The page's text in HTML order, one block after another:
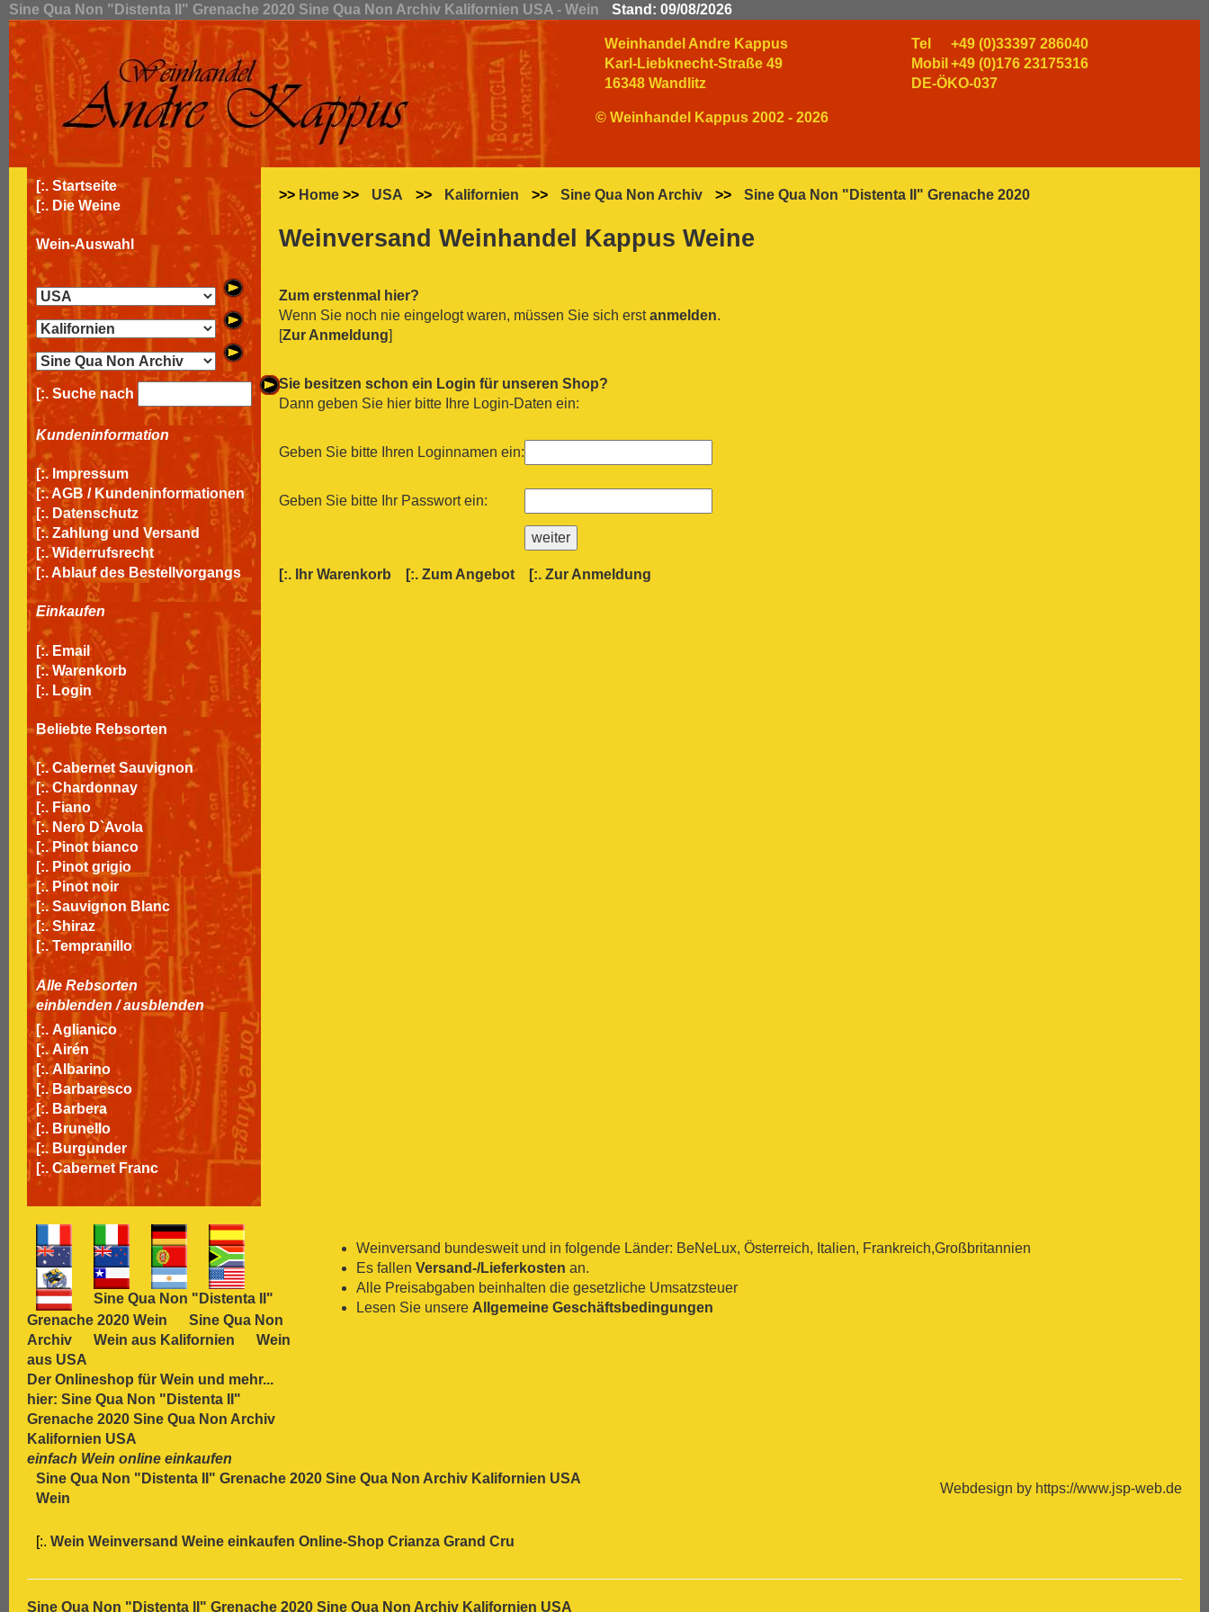
Sine Qua Non "Distenta II" Grenache 2020 Sine Qua Non Archiv Kalifornien USA - Wein Stand: 09/08/2026
Weinhandel Andre Kappus
Karl-Liebknecht-Straße 49
16348 Wandlitz
Tel
+49 (0)33397 286040
Mobil +49 (0)176 23175316
DE-ÖKO-037
© Weinhandel Kappus 2002 - 2026
[:. Startseite
[:. Die Weine
Wein-Auswahl
[:. Suche nach
Kundeninformation
[:. Impressum
[:.AGB / Kundeninformationen
[:. Datenschutz
[:. Zahlung und Versand
[:. Widerrufsrecht
[:.Ablauf des Bestellvorgangs
Einkaufen
[:. Email
[:. Warenkorb
[:. Login
Beliebte Rebsorten
[:. Cabernet Sauvignon
[:. Chardonnay
[:. Fiano
[:. Nero D`Avola
[:. Pinot bianco
[:. Pinot grigio
[:. Pinot noir
[:. Sauvignon Blanc
[:. Shiraz
[:. Tempranillo
Alle Rebsorten
einblenden /ausblenden
[:. Aglianico
[:. Airén
[:. Albarino
[:. Barbaresco
[:. Barbera
[:. Brunello
[:. Burgunder
[:. Cabernet Franc
[:.
Cabernet Sauvignon
[:. Carignan
[:. Carmenère
[:. Chardonnay
[:. Chasselas
[:. Chenin Blanc
[:. Chiavennasca
[:. Cinsault
[:. Cinsaut
[:. Cortese
[:. Dolcetto
[:. Dornfelder
[:. Gamay
[:. Garganega
[:. Garnacha
[:. Gavi
[:. Gewürztraminer
[:. grauer Burgunder
[:. Grüner Veltliner
[:. Gutedel
>> Home >> USA >> Kalifornien >> Sine Qua Non Archiv >> Sine Qua Non "Distenta II" Grenache 2020
Weinversand Weinhandel Kappus Weine
Zum erstenmal hier?
Wenn Sie noch nie eingelogt waren, müssen Sie sich erstanmelden.
[Zur Anmeldung]
Sie besitzen schon ein Login für unseren Shop?
Dann geben Sie hier bitte Ihre Login-Daten ein:
Geben Sie bitte Ihren Loginnamen ein:
Geben Sie bitte Ihr Passwort ein:
[:. Ihr Warenkorb [:. Zum Angebot [:. Zur Anmeldung
Sine Qua Non "Distenta II"
Grenache 2020 Wein
Sine Qua Non
Archiv
Wein aus Kalifornien
Wein
aus USA
Der Onlineshop für Wein und mehr...
hier: Sine Qua Non "Distenta II"
Grenache 2020 Sine Qua Non Archiv
Kalifornien USA
einfach Wein online einkaufen
Weinversand bundesweit und in folgende Länder: BeNeLux, Österreich, Italien, Frankreich,Großbritannien
Es fallen Versand-/Lieferkosten an.
Alle Preisabgaben beinhalten die gesetzliche Umsatzsteuer
Lesen Sie unsere Allgemeine Geschäftsbedingungen
Sine Qua Non "Distenta II" Grenache 2020 Sine Qua Non Archiv Kalifornien USA
Wein
Webdesign by https://www.jsp-web.de
[:. Wein Weinversand Weine einkaufen Online-Shop Crianza Grand Cru
Sine Qua Non "Distenta II" Grenache 2020 Sine Qua Non Archiv Kalifornien USA